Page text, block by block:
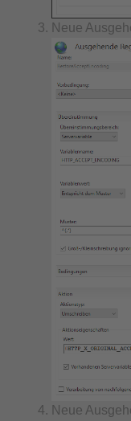
Neue
Neue